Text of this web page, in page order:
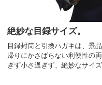
絶妙な目録サイズ。
目録封筒と引換ハガキは、景
帰りにかさばらない利便性の
ぎず小さ過ぎず、絶妙なサイズ